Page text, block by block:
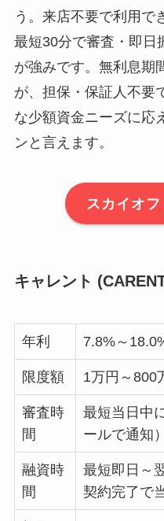
う。来店不要で利用で
最短30分で審査・即日
が強みです。無利息期
が、担保・保証人不要
な少額資金ニーズに応
ンと言えます。
スカイオ
キャレント
年利 7.8%～
限度額 1万円～800
審査時
間
最短当日中
ールで通知）
融資時
間
最短即日～
契約完了で